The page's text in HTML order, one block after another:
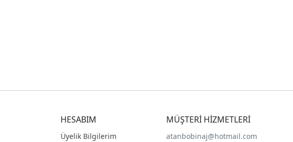
HESABIM
Üyelik Bilgilerim
MÜŞTERİ HİZMETLERİ
atanbobinaj@hotmail.com